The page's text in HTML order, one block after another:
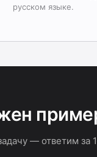
русском языке.
— ответим за